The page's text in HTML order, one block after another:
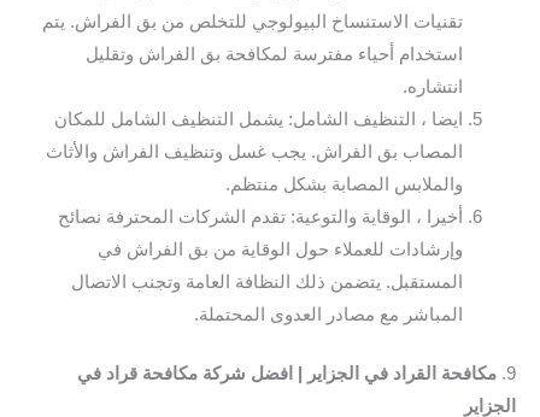
تقنيات الاستنساخ البيولوجي للتخلص من بق الفراش. يتم
استخدام أحياء مفترسة لمكافحة بق الفراش وتقليل
انتشاره.
ايضا ، التنظيف الشامل: يشمل التنظيف الشامل للمكان
المصاب بق الفراش. يجب غسل وتنظيف الفراش والأثاث
والملابس المصابة بشكل منتظم.
أخيرا ، الوقاية والتوعية: تقدم الشركات المحترفة نصائح
وإرشادات للعملاء حول الوقاية من بق الفراش في
المستقبل. يتضمن ذلك النظافة العامة وتجنب الاتصال
المباشر مع مصادر العدوى المحتملة.
9. مكافحة القراد في الجزاير | افضل شركة مكافحة قراد في
الجزاير